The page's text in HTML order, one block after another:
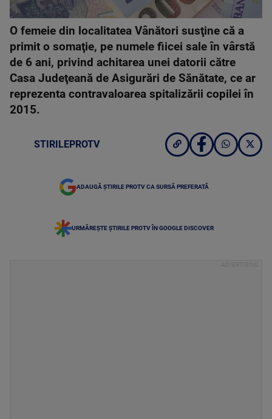
O femeie din localitatea Vânători susţine că a
primit o somaţie, pe numele fiicei sale în vârstă
de 6 ani, privind achitarea unei datorii către
Casa Judeţeană de Asigurări de Sănătate, ce ar
reprezenta contravaloarea spitalizării copilei în
2015.
STIRILEPROTV
ADAUGĂ ȘTIRILE PROTV CA SURSĂ PREFERATĂ
URMĂREȘTE ȘTIRILE PROTV ÎN GOOGLE DISCOVER